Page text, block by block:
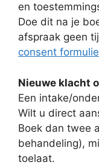
en
Doe dit na je
afspraak geen
consent
Nieuwe klacht
Een intake/
Wilt u direct
Boek dan twee
behandeling),
toelaat.